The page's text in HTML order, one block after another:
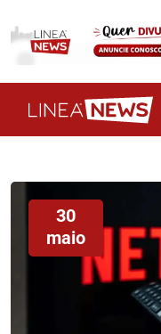
30
maio